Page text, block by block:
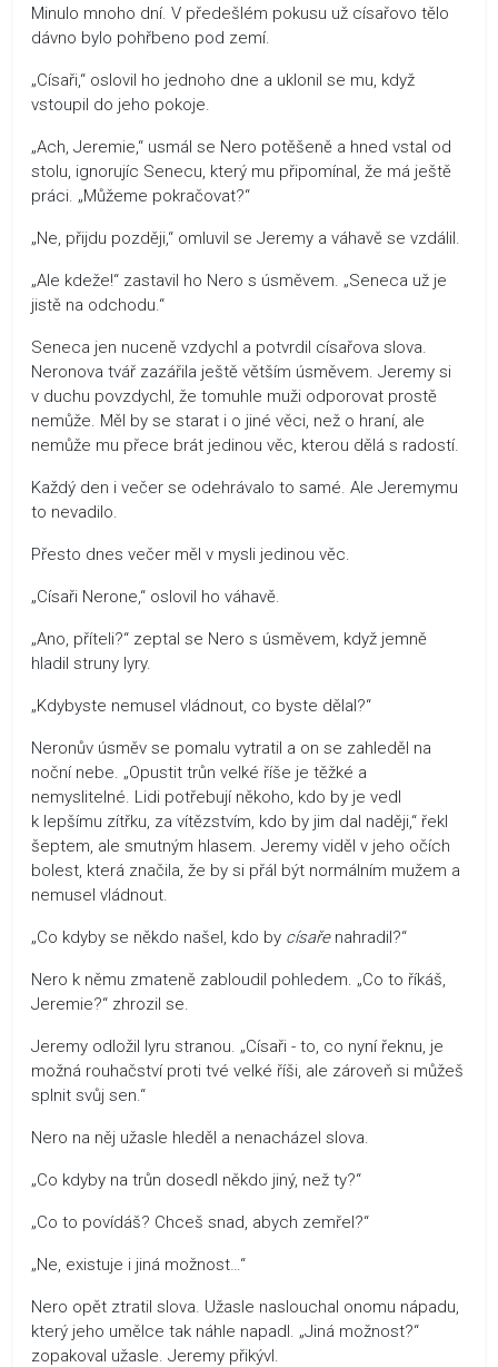
Minulo mnoho dní. V předešlém pokusu už císařovo tělo
dávno bylo pohřbeno pod zemí.
„Císaři,“ oslovil ho jednoho dne a uklonil se mu, když
vstoupil do jeho pokoje.
„Ach, Jeremie,“ usmál se Nero potěšeně a hned vstal od
stolu, ignorujíc Senecu, který mu připomínal, že má ještě
práci. „Můžeme pokračovat?“
„Ne, přijdu později,“ omluvil se Jeremy a váhavě se vzdálil.
„Ale kdeže!“ zastavil ho Nero s úsměvem. „Seneca už je
jistě na odchodu.“
Seneca jen nuceně vzdychl a potvrdil císařova slova.
Neronova tvář zazářila ještě větším úsměvem. Jeremy si
v duchu povzdychl, že tomuhle muži odporovat prostě
nemůže. Měl by se starat i o jiné věci, než o hraní, ale
nemůže mu přece brát jedinou věc, kterou dělá s radostí.
Každý den i večer se odehrávalo to samé. Ale Jeremymu
to nevadilo.
Přesto dnes večer měl v mysli jedinou věc.
„Císaři Nerone,“ oslovil ho váhavě.
„Ano, příteli?“ zeptal se Nero s úsměvem, když jemně
hladil struny lyry.
„Kdybyste nemusel vládnout, co byste dělal?“
Neronův úsměv se pomalu vytratil a on se zahleděl na
noční nebe. „Opustit trůn velké říše je těžké a
nemyslitelné. Lidi potřebují někoho, kdo by je vedl
k lepšímu zítřku, za vítězstvím, kdo by jim dal naději,“ řekl
šeptem, ale smutným hlasem. Jeremy viděl v jeho očích
bolest, která značila, že by si přál být normálním mužem a
nemusel vládnout.
„Co kdyby se někdo našel, kdo by císařenahradil?“
Nero k němu zmateně zabloudil pohledem. „Co to říkáš,
Jeremie?“ zhrozil se.
Jeremy odložil lyru stranou. „Císaři - to, co nyní řeknu, je
možná rouhačství proti tvé velké říši, ale zároveň si můžeš
splnit svůj sen.“
Nero na něj užasle hleděl a nenacházel slova.
„Co kdyby na trůn dosedl někdo jiný, než ty?“
„Co to povídáš? Chceš snad, abych zemřel?“
„Ne, existuje i jiná možnost…“
Nero opět ztratil slova. Užasle naslouchal onomu nápadu,
který jeho umělce tak náhle napadl. „Jiná možnost?“
zopakoval užasle. Jeremy přikývl.